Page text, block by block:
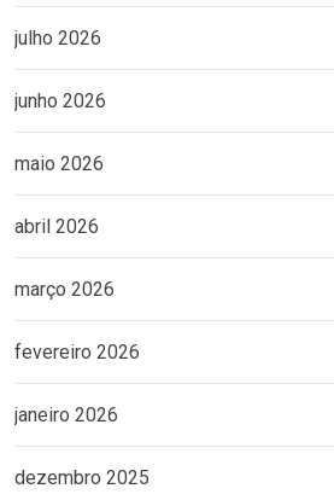
julho 2026
junho 2026
maio 2026
abril 2026
março 2026
fevereiro 2026
janeiro 2026
dezembro 2025